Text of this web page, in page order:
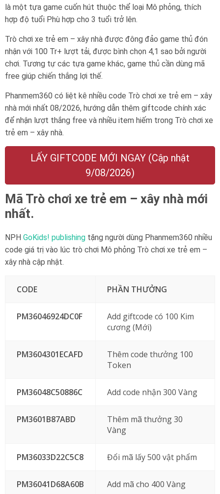
là một tựa game cuốn hút thuộc thể loại Mô phỏng, thích
hợp độ tuổi Phù hợp cho 3 tuổi trở lên.
Trò chơi xe trẻ em – xây nhà được đông đảo game thủ đón
nhận với 100 Tr+ lượt tải, được bình chọn 4,1 sao bởi người
chơi. Tương tự các tựa game khác, game thủ cần dùng mã
free giúp chiến thắng lợi thế.
Phanmem360 có liệt kê nhiều code Trò chơi xe trẻ em – xây
nhà mới nhất 08/2026, hướng dẫn thêm giftcode chính xác
để nhận lượt thắng free và nhiều item hiếm trong Trò chơi xe
trẻ em – xây nhà.
LẤY GIFTCODE MỚI NGAY (Cập nhật
9/08/2026)
Mã Trò chơi xe trẻ em – xây nhà mới
nhất.
NPH GoKids! publishing tặng người dùng Phanmem360 nhiều
code giá trị vào lúc trò chơi Mô phỏng Trò chơi xe trẻ em –
xây nhà cập nhật.
CODE PHẦN THƯỞNG
PM36046924DC0F
Add giftcode có 100 Kim
cương (Mới)
PM3604301ECAFD
Thêm code thưởng 100
Token
PM36048C50886C Add code nhận 300 Vàng
PM3601B87ABD
Thêm mã thưởng 30
Vàng
PM36033D22C5C8 Đổi mã lấy 500 vật phẩm
PM36041D68A60B Add mã cho 400 Vàng